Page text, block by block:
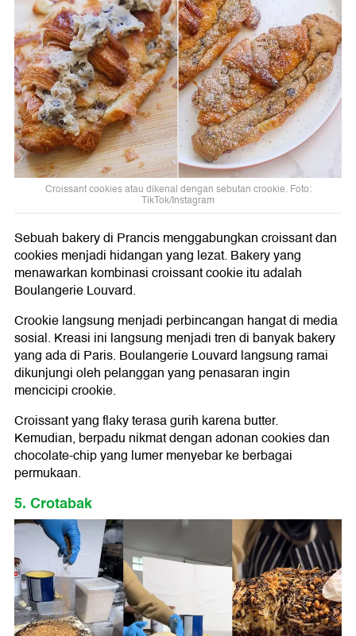
Croissant cookies atau dikenal dengan sebutan crookie. Foto:
TikTok/Instagram
Sebuah bakery di Prancis menggabungkan croissant dan
cookies menjadi hidangan yang lezat. Bakery yang
menawarkan kombinasi croissant cookie itu adalah
Boulangerie Louvard.
Crookie langsung menjadi perbincangan hangat di media
sosial. Kreasi ini langsung menjadi tren di banyak bakery
yang ada di Paris. Boulangerie Louvard langsung ramai
dikunjungi oleh pelanggan yang penasaran ingin
mencicipi crookie.
Croissant yang flaky terasa gurih karena butter.
Kemudian, berpadu nikmat dengan adonan cookies dan
chocolate-chip yang lumer menyebar ke berbagai
permukaan.
5. Crotabak